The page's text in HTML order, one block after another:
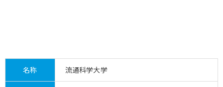
名称 流通科学大学